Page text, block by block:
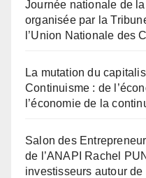
Journée nationale de
organisée par la
l’Union Nationale des
La mutation du
Continuisme : de
l’économie de la
Salon des
de l’ANAPI Rachel
investisseurs autour de